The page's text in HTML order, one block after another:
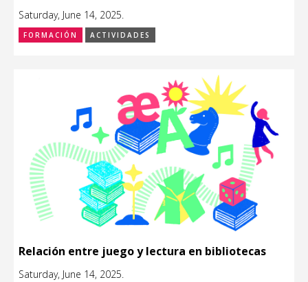
Saturday, June 14, 2025.
FORMACIÓN ACTIVIDADES
Relación entre juego y lectura en bibliotecas
Saturday, June 14, 2025.